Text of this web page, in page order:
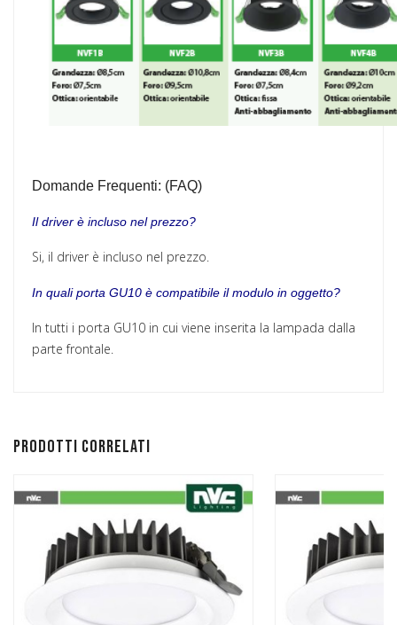
Domande Frequenti: (FAQ)
Il driver è incluso nel prezzo?
Si, il driver è incluso nel prezzo.
In quali porta GU10 è compatibile il modulo in oggetto?
In tutti i porta GU10 in cui viene inserita la lampada dalla
parte frontale.
Prodotti correlati